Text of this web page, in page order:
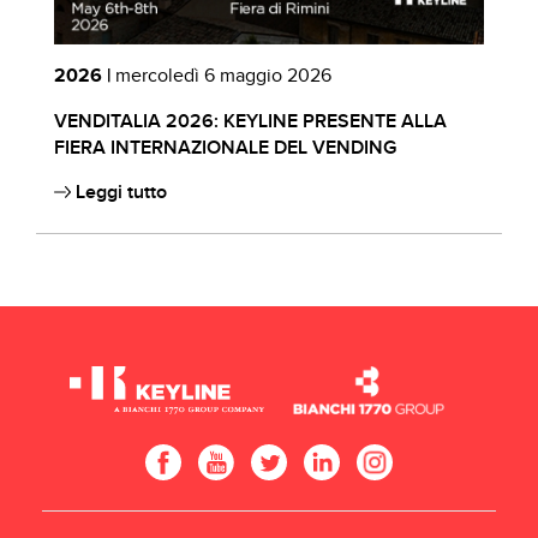
2026 | mercoledì 6 maggio 2026
VENDITALIA 2026: KEYLINE PRESENTE ALLA
FIERA INTERNAZIONALE DEL VENDING
Leggi tutto